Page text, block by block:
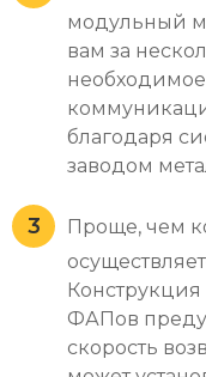
модульный
вам за
благодаря
заводом
Проще, чем
ФАПов
скорость